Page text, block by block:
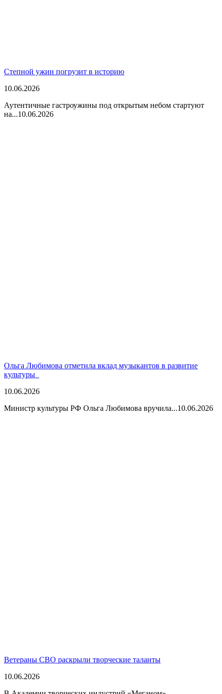
Степной ужин погрузит в историю
10.06.2026
Аутентичные гастроужины под открытым небом стартуют
на...10.06.2026
Ольга Любимова отметила вклад музыкантов в развитие
культуры
10.06.2026
Министр культуры РФ Ольга Любимова вручила...10.06.2026
Ветераны СВО раскрыли творческие таланты
10.06.2026